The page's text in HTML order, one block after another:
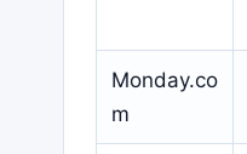
Monday.co
m